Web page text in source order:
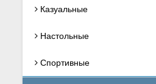
Казуальные
Настольные
Спортивные